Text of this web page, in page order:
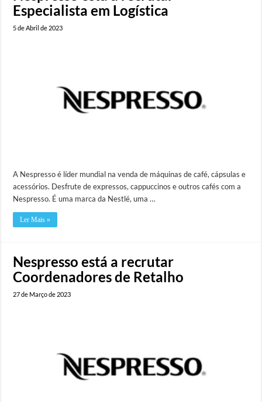
Especialista em Logística
5 de Abril de 2023
A Nespresso é líder mundial na venda de máquinas de café, cápsulas e
acessórios. Desfrute de expressos, cappuccinos e outros cafés com a
Nespresso. É uma marca da Nestlé, uma …
Ler Mais »
Nespresso está a recrutar
Coordenadores de Retalho
27 de Março de 2023